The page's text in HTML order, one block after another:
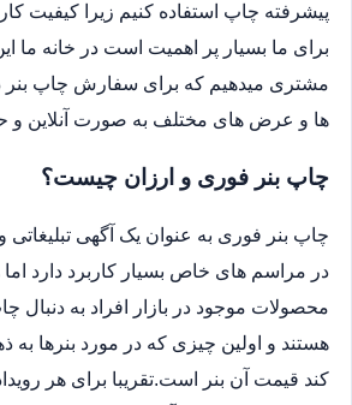
پیشرفته چاپ استفاده کنیم زیرا کیفیت
برای ما بسیار پر اهمیت است در خانه ما
مشتری میدهیم که برای سفارش چاپ بنر
ها و عرض های مختلف به صورت آنلاین و
چاپ بنر فوری و ارزان چیست؟
چاپ بنر فوری به عنوان یک آگهی تبلیغاتی و
در مراسم های خاص بسیار کاربرد دارد اما
محصولات موجود در بازار افراد به دنبال
هستند و اولین چیزی که در مورد بنرها
کند قیمت آن بنر است.تقریبا برای هر